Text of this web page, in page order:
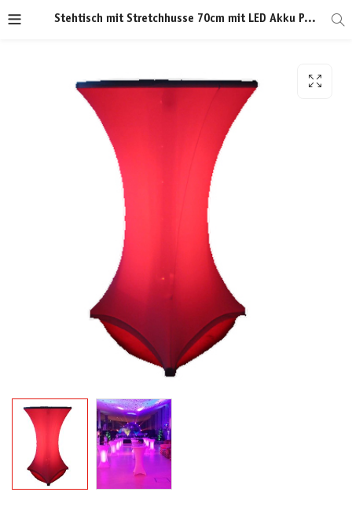
Stehtisch mit Stretchhusse 70cm mit LED Akku Par Scheinwerfer